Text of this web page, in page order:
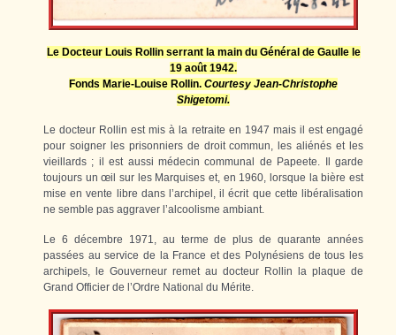
Le Docteur Louis Rollin serrant la main du Général de Gaulle le
19 août 1942.
Fonds Marie-Louise Rollin. Courtesy Jean-Christophe
Shigetomi.
Le docteur Rollin est mis à la retraite en 1947 mais il est engagé
pour soigner les prisonniers de droit commun, les aliénés et les
vieillards ; il est aussi médecin communal de Papeete. Il garde
toujours un œil sur les Marquises et, en 1960, lorsque la bière est
mise en vente libre dans l’archipel, il écrit que cette libéralisation
ne semble pas aggraver l’alcoolisme ambiant.
Le 6 décembre 1971, au terme de plus de quarante années
passées au service de la France et des Polynésiens de tous les
archipels, le Gouverneur remet au docteur Rollin la plaque de
Grand Officier de l’Ordre National du Mérite.